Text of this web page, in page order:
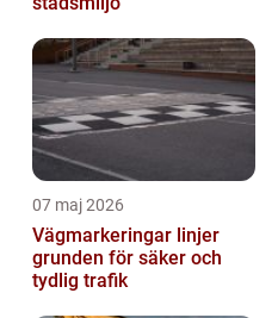
07 maj 2026
Vägmarkeringar linjer
grunden för säker och
tydlig trafik